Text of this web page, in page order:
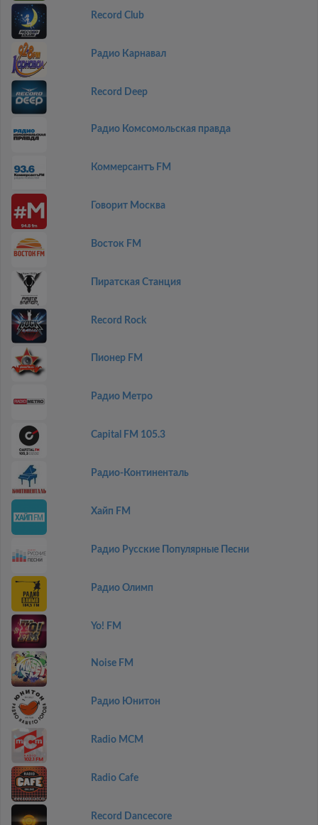
Record Club
Радио Карнавал
Record Deep
Радио Комсомольская правда
Коммерсантъ FM
Говорит Москва
Восток FM
Пиратская Станция
Record Rock
Пионер FM
Радио Метро
Capital FM 105.3
Радио-Континенталь
Хайп FM
Радио Русские Популярные Песни
Радио Олимп
Yo! FM
Noise FM
Радио Юнитон
Radio MCM
Radio Cafe
Record Dancecore